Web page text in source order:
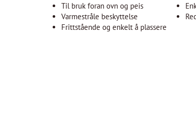
Til bruk foran ovn og peis
Varmestråle beskyttelse
Frittstående og enkelt å plassere